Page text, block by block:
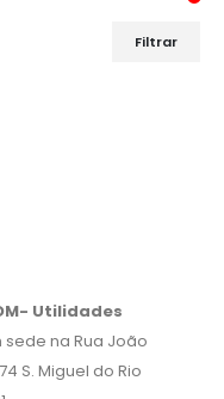
Filtrar
Utilidades
sede na Rua João
S. Miguel do Rio